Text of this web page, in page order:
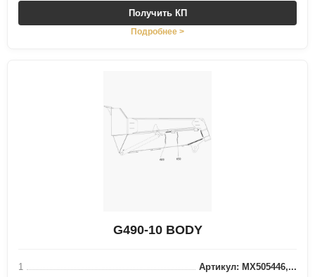
Получить КП
Подробнее >
G490-10 BODY
1
Артикул: MX505446,...